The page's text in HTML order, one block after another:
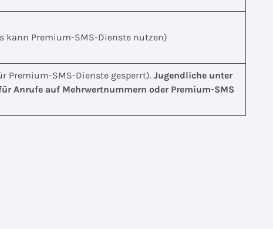
kann Premium-SMS-Dienste nutzen)
Premium-SMS-Dienste gesperrt).Jugendliche unter
Anrufe auf Mehrwertnummern oder Premium-SMS